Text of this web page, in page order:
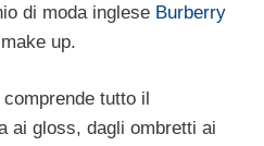
di moda inglese Burberry
up.
tutto il
ai gloss, dagli ombretti ai